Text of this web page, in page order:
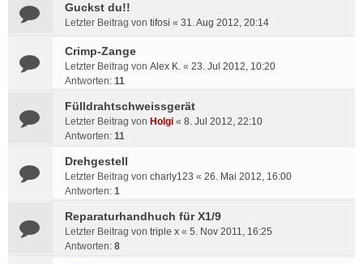
Guckst du!!
Letzter Beitrag von tifosi « 31. Aug 2012, 20:14
Crimp-Zange
Letzter Beitrag von Alex K. « 23. Jul 2012, 10:20
Antworten: 11
Fülldrahtschweissgerät
Letzter Beitrag von Holgi « 8. Jul 2012, 22:10
Antworten: 11
Drehgestell
Letzter Beitrag von charly123 « 26. Mai 2012, 16:00
Antworten: 1
Reparaturhandhuch für X1/9
Letzter Beitrag von triple x « 5. Nov 2011, 16:25
Antworten: 8